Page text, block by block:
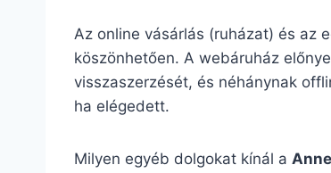
Az online vásárlás (ruházat) és az
köszönhetően. A webáruház
visszaszerzését, és néhánynak
ha elégedett.
Milyen egyéb dolgokat kínál a